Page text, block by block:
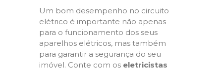
Um bom desempenho no circuito
elétrico é importante não apenas
para o funcionamento dos seus
aparelhos elétricos, mas também
para garantir a segurança do seu
imóvel. Conte com os eletricistas